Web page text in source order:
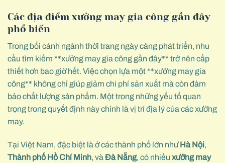
Các địa điểm xưởng may gia công gần đây
phổ biến
Trong bối cảnh ngành thời trang ngày càng phát triển, nhu
cầu tìm kiếm **xưởng may gia công gần đây** trở nên cấp
thiết hơn bao giờ hết. Việc chọn lựa một **xưởng may gia
công** không chỉ giúp giảm chi phí sản xuất mà còn đảm
bảo chất lượng sản phẩm. Một trong những yếu tố quan
trọng trong quyết định này chính là vị trí địa lý của các xưởng
may.
Tại Việt Nam, đặc biệt là ở các thành phố lớn nhưHà Nội,
Thành phố Hồ Chí Minh, và Đà Nẵng, có nhiều xưởng may